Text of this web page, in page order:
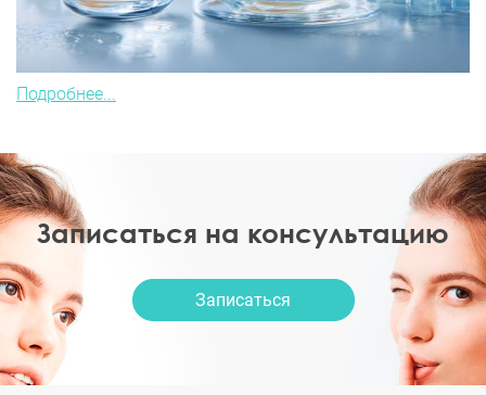
Подробнее...
Записаться на консультацию
Записаться